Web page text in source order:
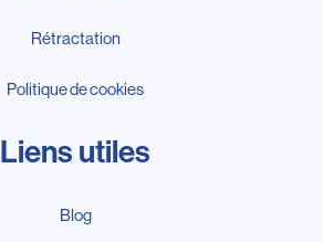
Rétractation
Politique de cookies
Liens utiles
Blog